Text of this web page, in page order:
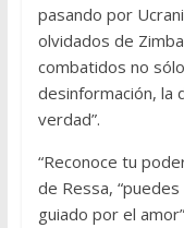
pasando por
olvidados de
combatidos no
desinformación, la
verdad”.
“Reconoce tu
de Ressa,
guiado por el